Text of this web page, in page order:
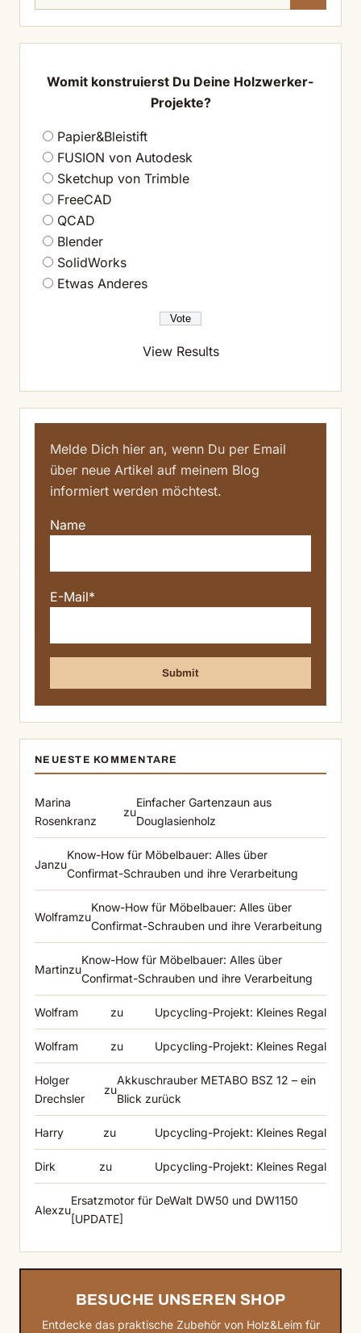
Womit konstruierst Du Deine Holzwerker-
Projekte?
Papier&Bleistift
FUSION von Autodesk
Sketchup von Trimble
FreeCAD
QCAD
Blender
SolidWorks
Etwas Anderes
View Results
Melde Dich hier an, wenn Du per Email
über neue Artikel auf meinem Blog
informiert werden möchtest.
Name
E-Mail*
NEUESTE KOMMENTARE
Marina
Rosenkranz
zu
Einfacher Gartenzaun aus
Douglasienholz
Janzu
Know-How für Möbelbauer: Alles über
Confirmat-Schrauben und ihre Verarbeitung
Wolframzu
Know-How für Möbelbauer: Alles über
Confirmat-Schrauben und ihre Verarbeitung
Martinzu
Know-How für Möbelbauer: Alles über
Confirmat-Schrauben und ihre Verarbeitung
Wolfram zu Upcycling-Projekt: Kleines Regal
Wolfram zu Upcycling-Projekt: Kleines Regal
Holger
Drechsler
zu
Akkuschrauber METABO BSZ 12 – ein
Blick zurück
Harry zu Upcycling-Projekt: Kleines Regal
Dirk zu Upcycling-Projekt: Kleines Regal
Alexzu
Ersatzmotor für DeWalt DW50 und DW1150
[UPDATE]
BESUCHE UNSEREN SHOP
Entdecke das praktische Zubehör von Holz&Leim für